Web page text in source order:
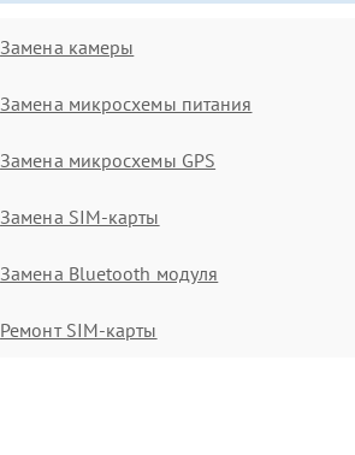
Замена камеры
Замена микросхемы питания
Замена микросхемы GPS
Замена SIM-карты
Замена Bluetooth модуля
Ремонт SIM-карты